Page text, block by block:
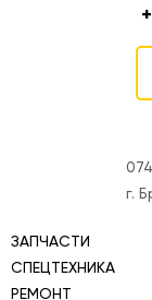
ЗАПЧАСТИ
СПЕЦТЕХНИКА
РЕМОНТ
г.